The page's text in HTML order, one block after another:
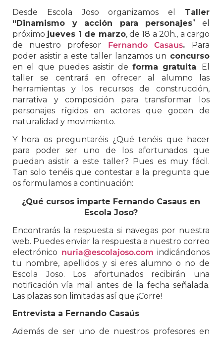
Desde Escola Joso organizamos el Taller
“Dinamismo y acción para personajes” el
próximo jueves 1 de marzo, de 18 a 20h., a cargo
de nuestro profesor Fernando Casaus. Para
poder asistir a este taller lanzamos un concurso
en el que puedes asistir de forma gratuita. El
taller se centrará en ofrecer al alumno las
herramientas y los recursos de construcción,
narrativa y composición para transformar los
personajes rígidos en actores que gocen de
naturalidad y movimiento.
Y hora os preguntaréis ¿Qué tenéis que hacer
para poder ser uno de los afortunados que
puedan asistir a este taller? Pues es muy fácil.
Tan solo tenéis que contestar a la pregunta que
os formulamos a continuación:
¿Qué cursos imparte Fernando Casaus en
Escola Joso?
Encontrarás la respuesta si navegas por nuestra
web. Puedes enviar la respuesta a nuestro correo
electrónico nuria@escolajoso.com indicándonos
tu nombre, apellidos y si eres alumno o no de
Escola Joso. Los afortunados recibirán una
notificación vía mail antes de la fecha señalada.
Las plazas son limitadas así que ¡Corre!
Entrevista a Fernando Casaús
Además de ser uno de nuestros profesores en